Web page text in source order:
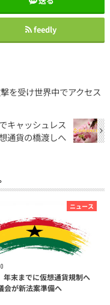
feedly
を受け世界中でアクセス
キャッシュレス
通貨の橋渡しへ
ニュース
年末までに仮想通貨規制へ
会が新法案準備へ